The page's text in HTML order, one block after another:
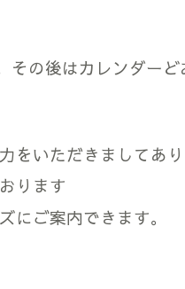
の後はカレンダーど
いただきましてあり
ります
ご案内できます。